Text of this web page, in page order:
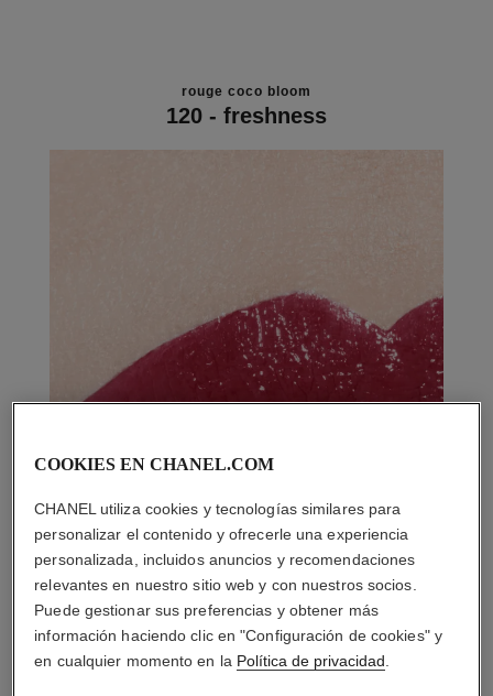
rouge coco bloom
120 - freshness
COOKIES EN CHANEL.COM
CHANEL utiliza cookies y tecnologías similares para
personalizar el contenido y ofrecerle una experiencia
personalizada, incluidos anuncios y recomendaciones
relevantes en nuestro sitio web y con nuestros socios.
Puede gestionar sus preferencias y obtener más
información haciendo clic en "Configuración de cookies" y
en cualquier momento en la Política de privacidad